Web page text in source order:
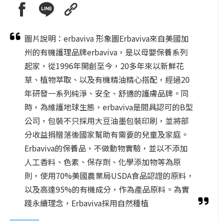
圖片說明：erbaviva 形象圖Erbaviva來自美國加
州的有機護理品牌erbaviva，是以母嬰保養系列
起家，從1996年開創至今，20多年來以新鮮花
草、植物萃取、以及有機精油精心搭配，經過20
年研發一系列純淨、安全、舒適的護膚品牌。同
時，為維護地球生態，erbaviva是間具認可的B型
公司，包裝不只採用大豆油墨包裝印刷，並將部
分收益捐贈落後國家幫助有需要的兒童及家庭。
Erbaviva的保養品，不做動物實驗，並以不添加
人工香料、色素、保存劑、化學添加物等為原
則，使用70%美國農業局USDA食品認證的原料，
以及高達95%的有機成分，作為產品原料。為實
踐永續理念，Erbaviva採用自然種植